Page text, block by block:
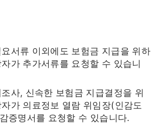
서류 이외에도 보험금 지급을 위하
가 추가서류를 요청할 수 있습니
사, 신속한 보험금 지급결정을 위
가 의료정보 열람 위임장(인감도
증명서를 요청할 수 있습니다.